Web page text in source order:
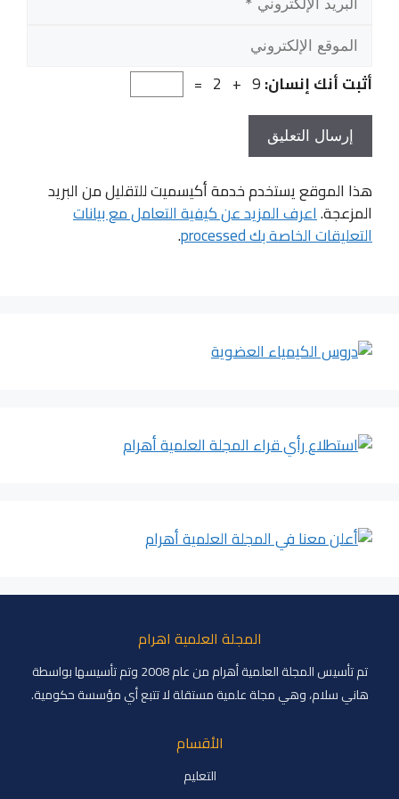
أثبت أنك إنسان:9 + 2 =
هذا الموقع يستخدم خدمة أكيسميت للتقليل من البريد
المزعجة.اعرف المزيد عن كيفية التعامل مع بيانات
التعليقات الخاصة بك processed .
المجلة العلمية اهرام
تم تأسيس المجلة العلمية أهرام من عام 2008 وتم تأسيسها بواسطة
هاني سلام، وهي مجلة علمية مستقلة لا تتبع أي مؤسسة حكومية.
الأقسام
التعليم